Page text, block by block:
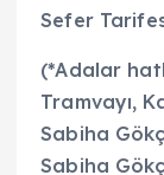
Sefer
(*Adalar
Tramvayı,
Sabiha
Sabiha